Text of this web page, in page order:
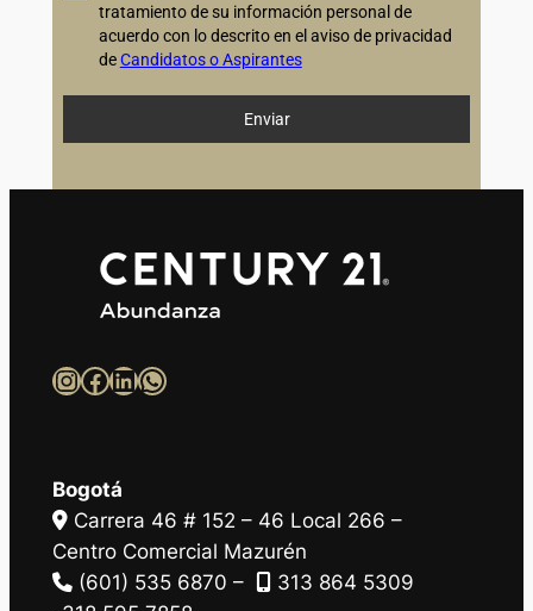
tratamiento de su información personal de
acuerdo con lo descrito en el aviso de privacidad
deCandidatos o Aspirantes
Enviar
InstagramFacebook LinkedIn WhatsApp
Bogotá
Carrera 46 # 152 – 46 Local 266 –
Centro Comercial Mazurén
(601) 535 6870 –
313 864 5309